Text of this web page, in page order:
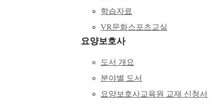
학습자료
VR문화스포츠교실
요양보호사
도서 개요
분야별 도서
요양보호사교육원 교재 신청서